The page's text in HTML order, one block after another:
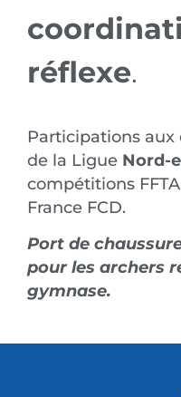
réflexe.
Participations
de la Ligue Nord-
compétitions
France FCD.
Port de
pour les archers
gymnase.